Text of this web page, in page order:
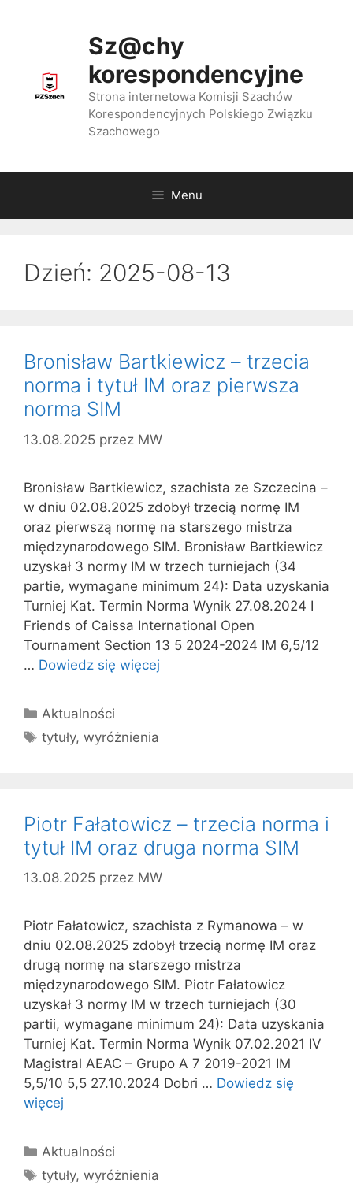
Sz@chy
korespondencyjne
Strona internetowa Komisji Szachów
Korespondencyjnych Polskiego Związku
Szachowego
Menu
Dzień: 2025-08-13
Bronisław Bartkiewicz – trzecia
norma i tytuł IM oraz pierwsza
norma SIM
13.08.2025 przez MW
Bronisław Bartkiewicz, szachista ze Szczecina –
w dniu 02.08.2025 zdobył trzecią normę IM
oraz pierwszą normę na starszego mistrza
międzynarodowego SIM. Bronisław Bartkiewicz
uzyskał 3 normy IM w trzech turniejach (34
partie, wymagane minimum 24): Data uzyskania
Turniej Kat. Termin Norma Wynik 27.08.2024 I
Friends of Caissa International Open
Tournament Section 13 5 2024-2024 IM 6,5/12
… Dowiedz się więcej
Kategorie
Aktualności
Tagi
tytuły,wyróżnienia
Piotr Fałatowicz – trzecia norma i
tytuł IM oraz druga norma SIM
13.08.2025 przez MW
Piotr Fałatowicz, szachista z Rymanowa – w
dniu 02.08.2025 zdobył trzecią normę IM oraz
drugą normę na starszego mistrza
międzynarodowego SIM. Piotr Fałatowicz
uzyskał 3 normy IM w trzech turniejach (30
partii, wymagane minimum 24): Data uzyskania
Turniej Kat. Termin Norma Wynik 07.02.2021 IV
Magistral AEAC – Grupo A 7 2019-2021 IM
5,5/10 5,5 27.10.2024 Dobri … Dowiedz się
więcej
Kategorie
Aktualności
Tagi
tytuły,wyróżnienia